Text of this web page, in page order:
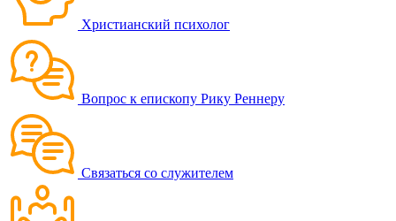
Христианский психолог
Вопрос к епископу Рику Реннеру
Связаться со служителем